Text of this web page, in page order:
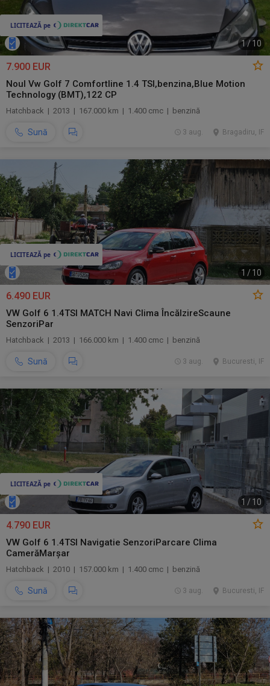
1 /10
7.900 EUR
Noul Vw Golf 7 Comfortline 1.4 TSI,benzina,Blue Motion
Technology (BMT),122 CP
Hatchback | 2013 | 167.000 km | 1.400 cmc | benzină
Sună Bragadiru, IF
3 aug.
1 / 10
6.490 EUR
VW Golf 6 1.4TSI MATCH Navi Clima ÎncălzireScaune
SenzoriPar
Hatchback | 2013 | 166.000 km | 1.400 cmc | benzină
Sună Bucuresti, IF
3 aug.
1 / 10
4.790 EUR
VW Golf 6 1.4TSI Navigatie SenzoriParcare Clima
CamerăMarșar
Hatchback | 2010 | 157.000 km | 1.400 cmc | benzină
Sună Bucuresti, IF
3 aug.